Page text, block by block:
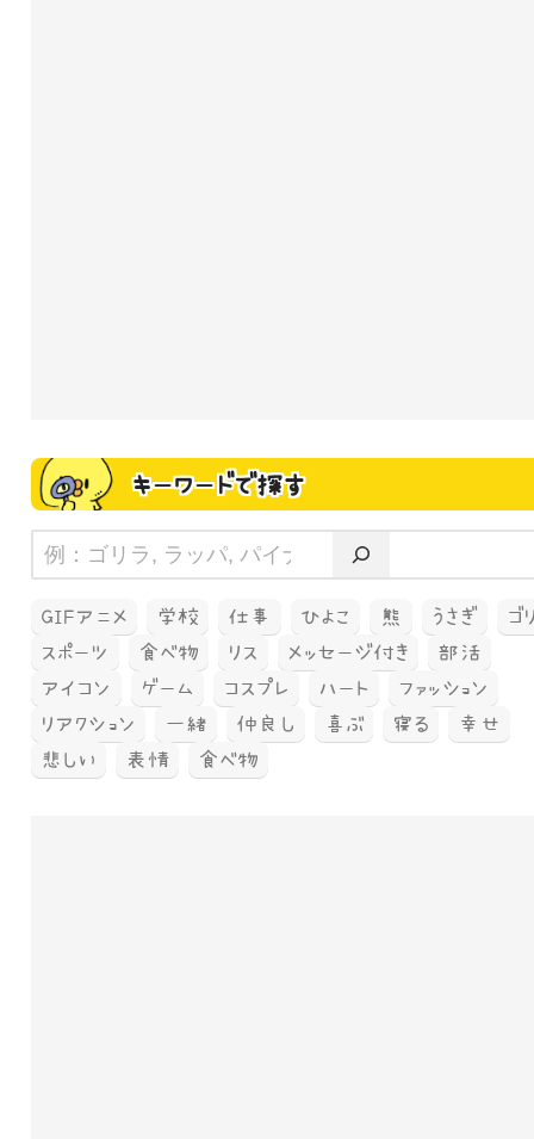
キーワードで探す
GIFアニメ 学校 仕事 ひよこ 熊 うさぎ
ゴ
スポーツ
食べ物 リス メッセージ付き
部活
アイコン
ゲーム コスプレ ハート
ファッション
リアクション
一緒 仲良し 喜ぶ 寝る
幸せ
悲しい
表情 食べ物